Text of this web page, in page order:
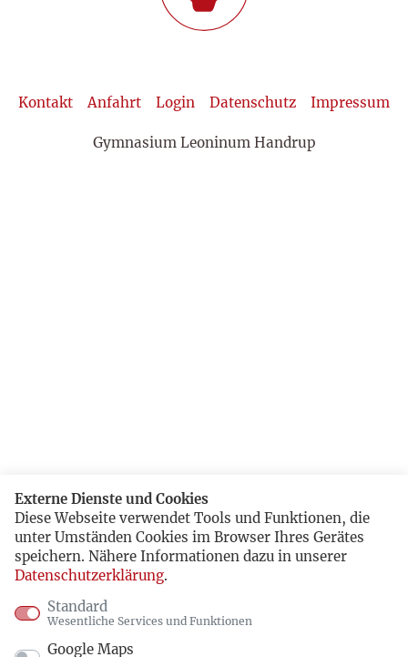
Kontakt Anfahrt Login Datenschutz Impressum
Gymnasium Leoninum Handrup
Externe Dienste und Cookies
Diese Webseite verwendet Tools und Funktionen, die
unter Umständen Cookies im Browser Ihres Gerätes
speichern. Nähere Informationen dazu in unserer
Datenschutzerklärung.
Standard
Wesentliche Services und Funktionen
Google Maps